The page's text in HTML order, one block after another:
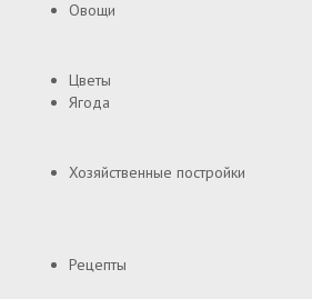
Овощи
Цветы
Ягода
Хозяйственные постройки
Рецепты